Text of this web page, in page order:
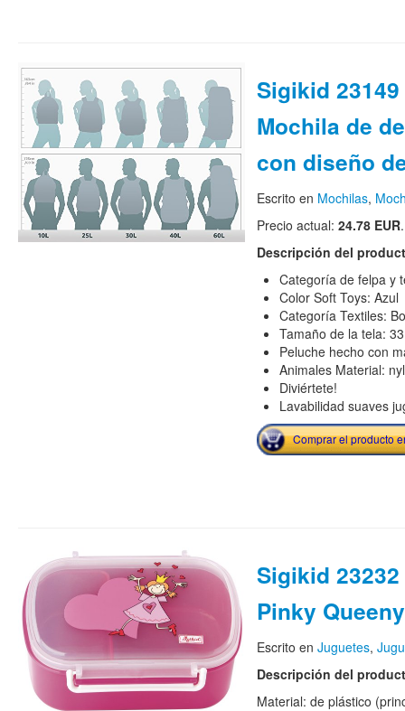
Sigikid 23149
Mochila de
con diseño
Escrito en Mochilas,
Precio actual: 24.78 EUR.
Descripción del
Categoría de felpa y
Color Soft Toys: Azul
Categoría Textiles:
Tamaño de la tela:
Peluche hecho con
Animales Material:
Diviértete!
Lavabilidad suaves
Comprar el producto
Sigikid
Pinky Queeny
Escrito en Juguetes,
Descripción del
Material: de plástico